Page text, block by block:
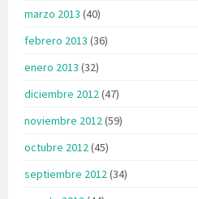
marzo 2013 (40)
febrero 2013 (36)
enero 2013 (32)
diciembre 2012(47)
noviembre 2012(59)
octubre 2012(45)
septiembre 2012(34)